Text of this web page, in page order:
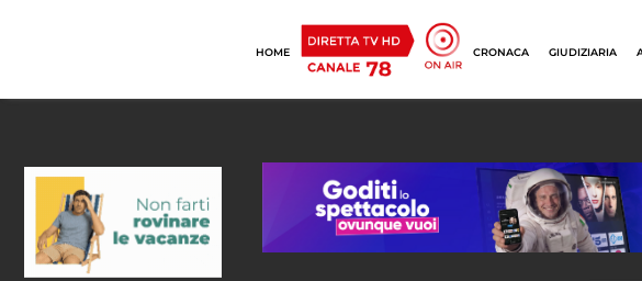
HOME CRONACA GIUDIZIARIA